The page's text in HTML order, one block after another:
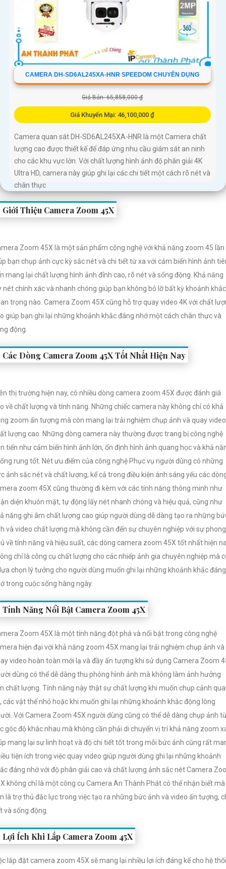
CAMERA DH-SD6AL245XA-HNR SPEEDOM CHUYÊN DỤNG
Giá Bán: 65,858,000 ₫
Giá Khuyến Mại: 46,100,000 ₫
Camera quan sát DH-SD6AL245XA-HNR là một Camera chất
lượng cao được thiết kế để đáp ứng nhu cầu giám sát an ninh
cho các khu vực lớn. Với chất lượng hình ảnh độ phân giải 4K
Ultra HD, camera này giúp ghi lại các chi tiết một cách rõ nét và
chân thực
Giới Thiệu Camera Zoom 45X
Zoom 45X là một sản phẩm công nghệ với khả năng zoom 45 lần
bạn chụp ảnh cực kỳ sắc nét và chi tiết từ xa với cảm biến hình ảnh
mang lại chất lượng hình ảnh đỉnh cao, rõ nét và sống động. Khả năng
nét chính xác và nhanh chóng giúp bạn không bỏ lỡ bất kỳ khoảnh khắc
trọng nào. Camera Zoom 45X cũng hỗ trợ quay video 4K với chất
giúp bạn ghi lại những khoảnh khắc đáng nhớ một cách chân thực và
động.
Các Dòng Camera Zoom 45X Tốt Nhất Hiện Nay
thị trường hiện nay, có nhiều dòng camera zoom 45X được đánh giá
về chất lượng và tính năng. Những chiếc camera này không chỉ có khả
zoom ấn tượng mà còn mang lại trải nghiệm chụp ảnh và quay video
lượng cao. Những dòng camera này thường được trang bị công nghệ
tiến như cảm biến hình ảnh lớn, ổn định hình ảnh quang học và khả
rung tốt. Nét ưu điểm của công nghệ Phục vụ người dùng có những
ảnh sắc nét và chất lượng, kể cả trong điều kiện ánh sáng yếu các
zoom 45X cũng thường đi kèm với các tính năng thông minh như
diện khuôn mặt, tự động lấy nét nhanh chóng và hiệu quả, cũng như
năng ghi âm chất lượng cao giúp người dùng dễ dàng tạo ra những
và video chất lượng mà không cần đến sự chuyên nghiệp với sự phong
về tính năng và hiệu suất, các dòng camera zoom 45X tốt nhất hiện
chỉ là công cụ chất lượng cho các nhiếp ảnh gia chuyên nghiệp mà
chọn lý tưởng cho người dùng muốn ghi lại những khoảnh khắc đáng
trong cuộc sống hàng ngày.
Tính Năng Nổi Bật Camera Zoom 45X
Zoom 45X là một tính năng đột phá và nổi bật trong công nghệ
hiện đại với khả năng zoom 45X mang lại trải nghiệm chụp ảnh và
video hoàn toàn mới lạ và đầy ấn tượng khi sử dụng Camera Zoom
dùng có thể dễ dàng thu phóng hình ảnh mà không làm ảnh hưởng
chất lượng. Tính năng này thật sự chất lượng khi muốn chụp cảnh
các vật thể nhỏ hoặc khi muốn ghi lại những khoảnh khắc động lòng
Với Camera Zoom 45X người dùng cũng có thể dễ dàng chụp ảnh
góc độ khác nhau mà không cần phải di chuyển vị trí khả năng zoom
mang lại sự linh hoạt và độ chi tiết tốt trong mỗi bức ảnh cũng rất
tiện ích trong việc quay video giúp người dùng ghi lại những khoảnh
đáng nhớ với độ phân giải cao và chất lượng ảnh sắc nét Camera
không chỉ là một công cụ Camera An Thành Phát có thể nhận biết mà
là trợ thủ đắc lực trong việc tạo ra những bức ảnh và video ấn tượng,
và sống động.
Lợi Ích Khi Lắp Camera Zoom 45X
lắp đặt camera zoom 45X sẽ mang lại nhiều lợi ích đáng kể cho hệ